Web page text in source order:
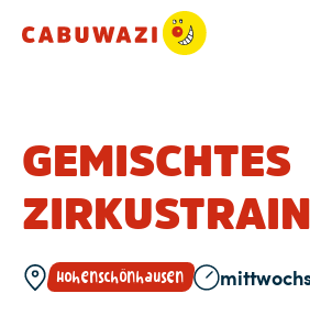
GEMISCHTES
Hohenschönhausen